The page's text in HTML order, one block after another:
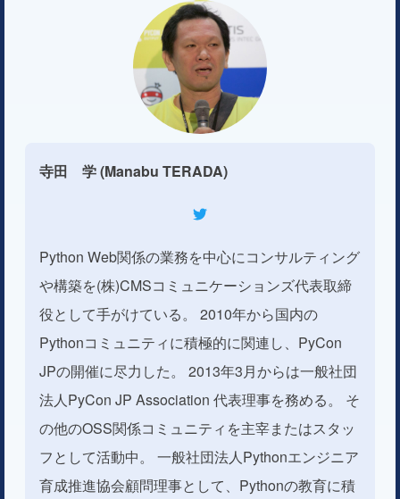
寺田 学 (Manabu TERADA)
Python Web関係の業務を中心にコンサルティング
や構築を(株)CMSコミュニケーションズ代表取締
役として手がけている。 2010年から国内の
Pythonコミュニティに積極的に関連し、PyCon
JPの開催に尽力した。 2013年3月からは一般社団
法人PyCon JP Association 代表理事を務める。 そ
の他のOSS関係コミュニティを主宰またはスタッ
フとして活動中。 一般社団法人Pythonエンジニア
育成推進協会顧問理事として、Pythonの教育に積